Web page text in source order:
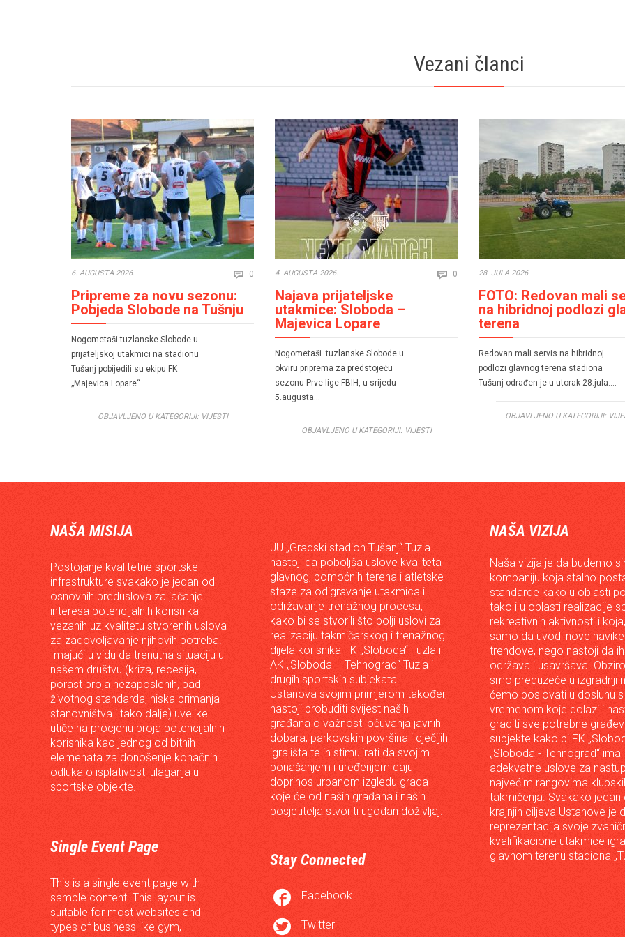
Vezani članci
6. AUGUSTA 2026.  0 Comments
Pripreme za novu sezonu:
Pobjeda Slobode na Tušnju
Nogometaši tuzlanske Slobode u
prijateljskoj utakmici na stadionu
Tušanj pobijedili su ekipu FK
„Majevica Lopare“…
OBJAVLJENO U KATEGORIJI: VIJESTI
4. AUGUSTA 2026.  0 Comments
Najava prijateljske
utakmice: Sloboda –
Majevica Lopare
Nogometaši tuzlanske Slobode u
okviru priprema za predstojeću
sezonu Prve lige FBIH, u srijedu
5.augusta…
OBJAVLJENO U KATEGORIJI: VIJESTI
28. JULA 2026.
FOTO: Redovan mali
na hibridnoj podlozi
terena
Redovan mali servis na hibridnoj
podlozi glavnog terena stadiona
Tušanj odrađen je u utorak 28.jula….
OBJAVLJENO U KATEGORIJI:
NAŠA MISIJA
Postojanje kvalitetne sportske
infrastrukture svakako je jedan od
osnovnih preduslova za jačanje
interesa potencijalnih korisnika
vezanih uz kvalitetu stvorenih uslova
za zadovoljavanje njihovih potreba.
Imajući u vidu da trenutna situaciju u
našem društvu (kriza, recesija,
porast broja nezaposlenih, pad
životnog standarda, niska primanja
stanovništva i tako dalje) uvelike
utiče na procjenu broja potencijalnih
korisnika kao jednog od bitnih
elemenata za donošenje konačnih
odluka o isplativosti ulaganja u
sportske objekte.
Single Event Page
This is a single event page with
sample content. This layout is
suitable for most websites and
types of business like gym,
JU „Gradski stadion Tušanj“ Tuzla
nastoji da poboljša uslove kvaliteta
glavnog, pomoćnih terena i atletske
staze za odigravanje utakmica i
održavanje trenažnog procesa,
kako bi se stvorili što bolji uslovi za
realizaciju takmičarskog i trenažnog
dijela korisnika FK „Sloboda“ Tuzla i
AK „Sloboda – Tehnograd“ Tuzla i
drugih sportskih subjekata.
Ustanova svojim primjerom također,
nastoji probuditi svijest naših
građana o važnosti očuvanja javnih
dobara, parkovskih površina i dječijih
igrališta te ih stimulirati da svojim
ponašanjem i uređenjem daju
doprinos urbanom izgledu grada
koje će od naših građana i naših
posjetitelja stvoriti ugodan doživljaj.
Stay Connected
 Facebook
 Twitter
NAŠA VIZIJA
Naša vizija je da budemo
kompaniju koja stalno
standarde kako u oblasti
tako i u oblasti realizacije
rekreativnih aktivnosti i
samo da uvodi nove
trendove, nego nastoji da
održava i usavršava.
smo preduzeće u izgradnji
ćemo poslovati u dosluhu s
vremenom koje dolazi i
graditi sve potrebne
subjekte kako bi FK
„Sloboda - Tehnograd“ imali
adekvatne uslove za
najvećim rangovima
takmičenja. Svakako jedan
krajnjih ciljeva Ustanove je
reprezentacija svoje
kvalifikacione utakmice
glavnom terenu stadiona